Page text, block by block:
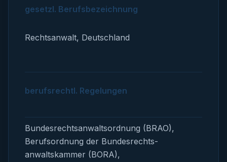
gesetzl. Berufsbezeichnung
Rechtsanwalt, Deutschland
berufsrechtl. Regelungen
Bundesrechts­anwaltsordnung (BRAO),
Berufsordnung der Bundesrechts­
anwaltskammer (BORA),